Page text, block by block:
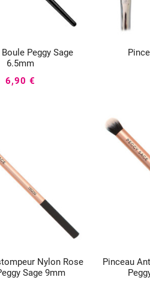
Peggy Sage
6.5mm
 
6,90 €
Nylon Rose
Sage 9mm
 
Pinceau
